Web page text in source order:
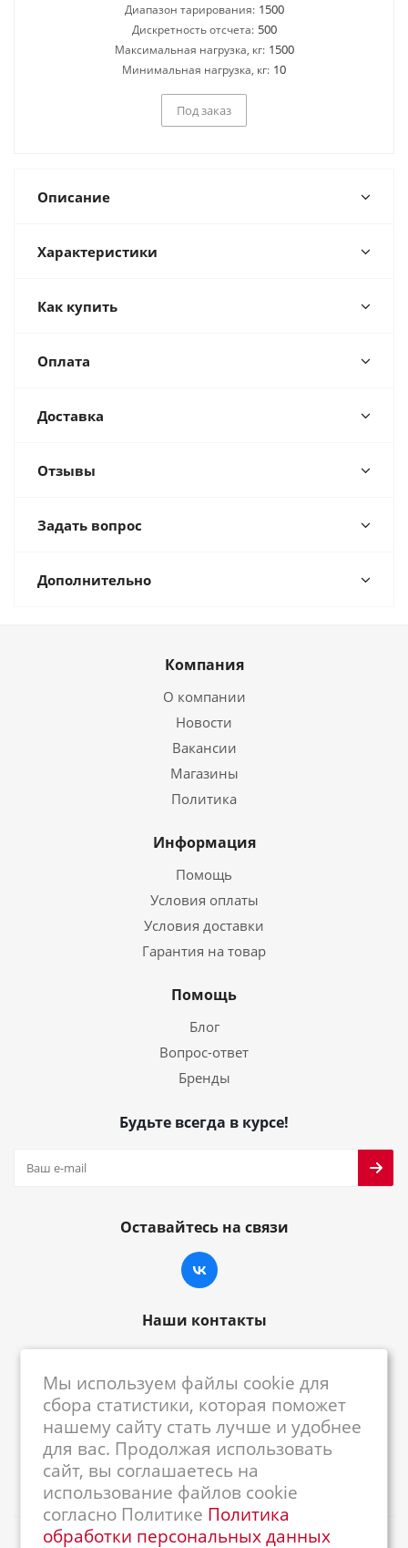
Диапазон тарирования: 1500
Дискретность отсчета: 500
Максимальная нагрузка, кг: 1500
Минимальная нагрузка, кг: 10
Под заказ
Описание
Характеристики
Как купить
Оплата
Доставка
Отзывы
Задать вопрос
Дополнительно
Компания
О компании
Новости
Вакансии
Магазины
Политика
Информация
Помощь
Условия оплаты
Условия доставки
Гарантия на товар
Помощь
Блог
Вопрос-ответ
Бренды
Будьте всегда в курсе!
Оставайтесь на связи
Наши контакты
centrkkm@centrkkm.ru
185005, г. Петрозаводск, ул. Промышленная,
1/26
Мы используем файлы cookie для
сбора статистики, которая поможет
нашему сайту стать лучше и удобнее
для вас. Продолжая использовать
сайт, вы соглашаетесь на
использование файлов cookie
согласно Политике Политика
обработки персональных данных